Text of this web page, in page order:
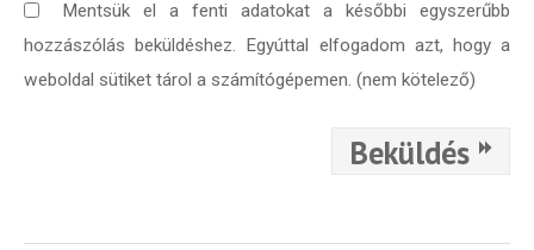
Mentsük el a fenti adatokat a későbbi egyszerűbb
hozzászólás beküldéshez. Egyúttal elfogadom azt, hogy a
weboldal sütiket tárol a számítógépemen. (nem kötelező)
Beküldés